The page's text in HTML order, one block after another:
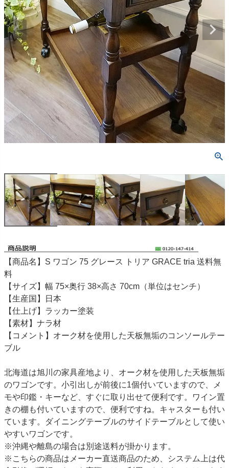
【商品名】S ワゴン 75 グレース トリア GRACE tria 送料無
料
【サイズ】幅 75×奥行 38×高さ 70cm（単位はセンチ）
【生産国】日本
【仕上げ】ラッカー塗装
【素材】ナラ材
【コメント】オーク材を使用した天板無垢のコンソールテー
ブル
北海道は旭川の家具産地より、オーク材を使用した天板無垢
のワゴンです。小引出しが前後に1個付いていますので、メ
モや印鑑・キーなど、すぐに取り出せて便利です。ワイン置
きの棚も付いていますので、便利ですね。キャスターも付い
ています。ダイニングテーブルのサイドテーブルとして使い
やすいワゴンです。
※沖縄や離島の場合は別途送料が掛かります。
※こちらの商品はメーカー直送商品のため、システム上は代